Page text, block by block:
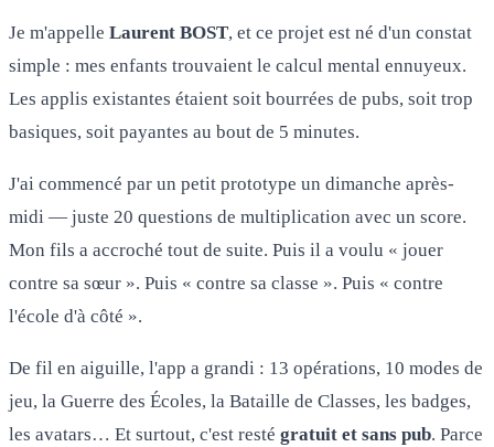
Je m'appelle Laurent BOST, et ce projet est né d'un constat
simple : mes enfants trouvaient le calcul mental ennuyeux.
Les applis existantes étaient soit bourrées de pubs, soit trop
basiques, soit payantes au bout de 5 minutes.
J'ai commencé par un petit prototype un dimanche après-
midi — juste 20 questions de multiplication avec un score.
Mon fils a accroché tout de suite. Puis il a voulu « jouer
contre sa sœur ». Puis « contre sa classe ». Puis « contre
l'école d'à côté ».
De fil en aiguille, l'app a grandi : 13 opérations, 10 modes de
jeu, la Guerre des Écoles, la Bataille de Classes, les badges,
les avatars… Et surtout, c'est resté gratuit et sans pub. Parce